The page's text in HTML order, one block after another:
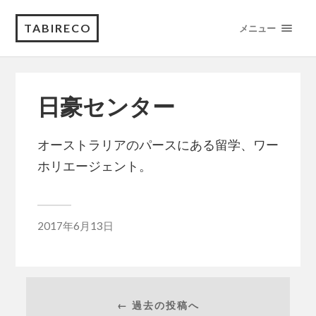
TABIRECO メニュー
日豪センター
オーストラリアのパースにある留学、ワー
ホリエージェント。
2017年6月13日
← 過去の投稿へ